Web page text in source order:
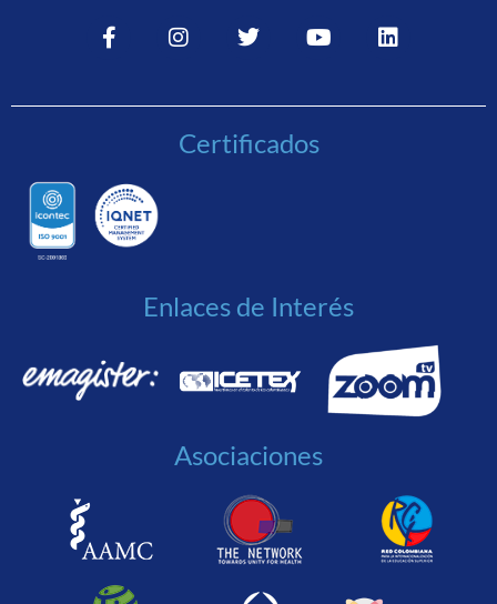
Certificados
Enlaces de Interés
Asociaciones